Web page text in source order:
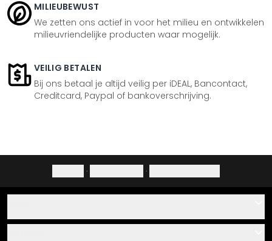
MILIEUBEWUST
We zetten ons actief in voor het milieu en ontwikkelen
milieuvriendelijke producten waar mogelijk.
VEILIG BETALEN
Bij ons betaal je altijd veilig per iDEAL, Bancontact,
Creditcard, Paypal of bankoverschrijving.
· ·